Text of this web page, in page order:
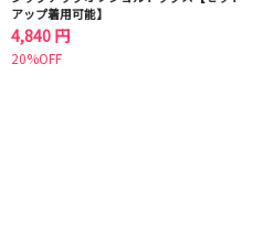
アップ着用可能】
4,840 円
20%OFF